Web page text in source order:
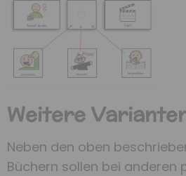
Weitere
Neben den oben
Büchern sollen bei anderen